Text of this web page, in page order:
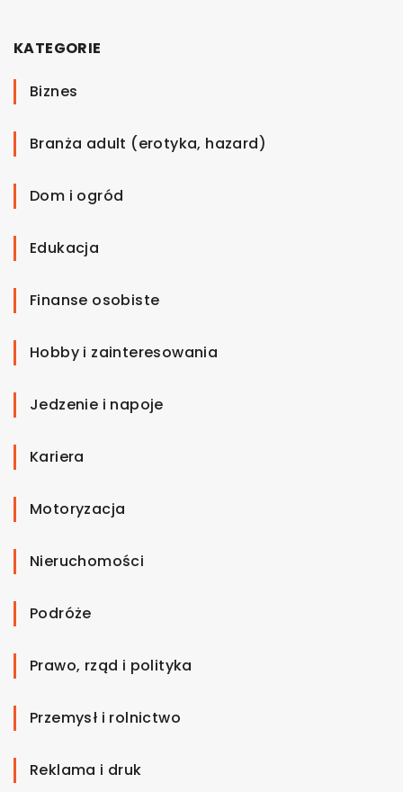
KATEGORIE
Biznes
Branża adult (erotyka, hazard)
Dom i ogród
Edukacja
Finanse osobiste
Hobby i zainteresowania
Jedzenie i napoje
Kariera
Motoryzacja
Nieruchomości
Podróże
Prawo, rząd i polityka
Przemysł i rolnictwo
Reklama i druk